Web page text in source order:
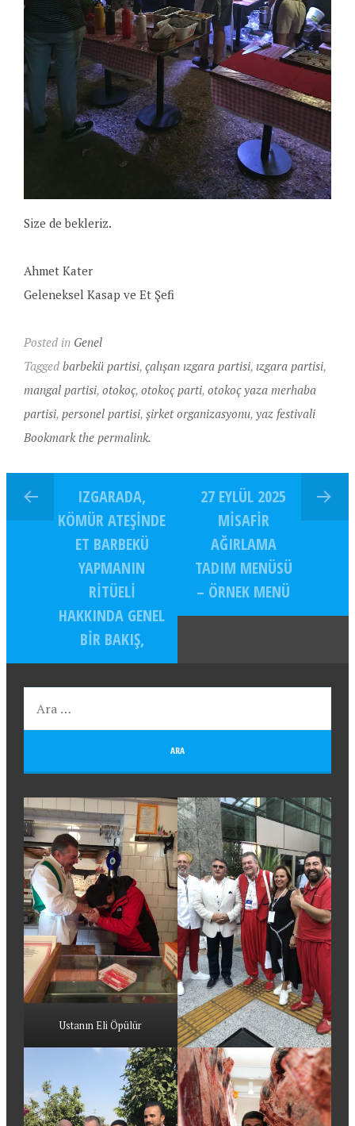
Size de bekleriz.
Ahmet Kater
Geleneksel Kasap ve Et Şefi
Posted in Genel
Tagged barbekü partisi, çalışan ızgara partisi, ızgara partisi,
mangal partisi, otokoç, otokoç parti, otokoç yaza merhaba
partisi, personel partisi, şirket organizasyonu, yaz festivali
Bookmark the permalink.
IZGARADA,
KÖMÜR ATEŞINDE
ET BARBEKÜ
YAPMANIN
RITÜELI
HAKKINDA GENEL
BIR BAKIŞ,
27 EYLÜL 2025
MISAFIR
AĞIRLAMA
TADIM MENÜSÜ
– ÖRNEK MENÜ
Ustanın Eli Öpülür